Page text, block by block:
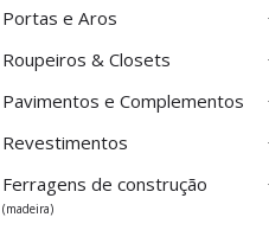
Portas e Aros
Roupeiros & Closets
Pavimentos e Complementos
Revestimentos
Ferragens de construção
(madeira)